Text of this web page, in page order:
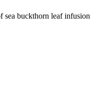
sea buckthorn leaf infusion